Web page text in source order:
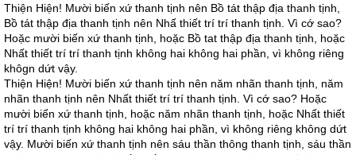
Thiện Hiện! Mười biến xứ thanh tịnh nên Bồ tát thập địa thanh tịnh,
Bồ tát thập địa thanh tịnh nên Nhấ thiết trí trí thanh tịnh. Vì cớ sao?
Hoặc mười biến xứ thanh tịnh, hoặc Bồ tat thập địa thanh tịnh, hoặc
Nhất thiết trí trí thanh tịnh không hai không hai phần, vì không riêng
khôgn dứt vậy.
Thiện Hiện! Mười biến xứ thanh tịnh nên năm nhãn thanh tịnh, năm
nhãn thanh tịnh nên Nhất thiết trí trí thanh tịnh. Vì cớ sao? Hoặc
mười biến xứ thanh tịnh, hoặc năm nhãn thanh tịnh, hoặc Nhất thiết
trí trí thanh tịnh không hai không hai phần, vì không riêng không dứt
vậy. Mười biến xứ thanh tịnh nên sáu thần thông thanh tịnh, sáu thần